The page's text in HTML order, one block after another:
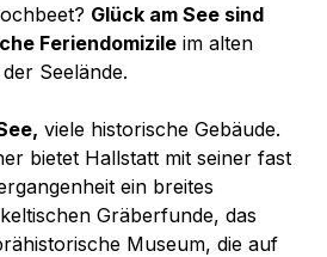
Glück am See sind
Feriendomizile im alten
Seelände.
viele historische Gebäude.
bietet Hallstatt mit seiner fast
ein breites
Gräberfunde, das
Museum, die auf